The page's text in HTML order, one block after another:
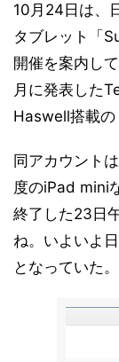
10月24日は、
タブレット「
開催を案内し
月に発表した
Haswell搭載の
同アカウント
度のiPad mini
終了した23日
ね。いよいよ
となっていた。